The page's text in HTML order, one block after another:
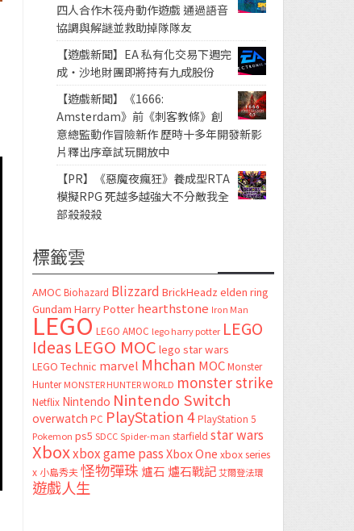
四人合作木筏舟動作遊戲 通過語音
協調與解謎並救助掉隊隊友
【遊戲新聞】EA 私有化交易下週完
成・沙地財團即將持有九成股份
【遊戲新聞】《1666:
Amsterdam》前《刺客教條》創
意總監動作冒險新作 歷時十多年開發新影
片釋出序章試玩開放中
【PR】《惡魔夜瘋狂》養成型RTA
模擬RPG 死越多越強大不分敵我全
部殺殺殺
標籤雲
AMOC Biohazard Blizzard BrickHeadz elden ring
Gundam Harry Potter hearthstone Iron Man
LEGO LEGO AMOC lego harry potter LEGO
Ideas LEGO MOC lego star wars
LEGO Technic marvel Mhchan MOC Monster
Hunter MONSTER HUNTER WORLD monster strike
Netflix Nintendo Nintendo Switch
overwatch PC PlayStation 4 PlayStation 5
Pokemon ps5 SDCC Spider-man starfield star wars
Xboxxbox game passXbox One xbox series
x 小島秀夫怪物彈珠 爐石 爐石戰記艾爾登法環
遊戲人生